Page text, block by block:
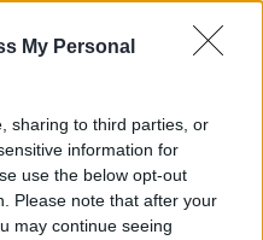
My Personal
sharing to third parties, or
information for
use the below opt-out
Please note that after your
may continue seeing